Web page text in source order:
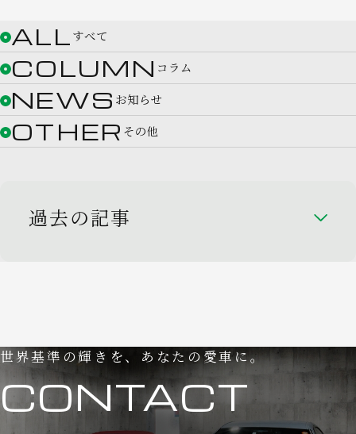
ALL すべて
COLUMN コラム
NEWS お知らせ
OTHER その他
過去の記事
世界基準の輝きを、あなたの愛車に。
CONTACT